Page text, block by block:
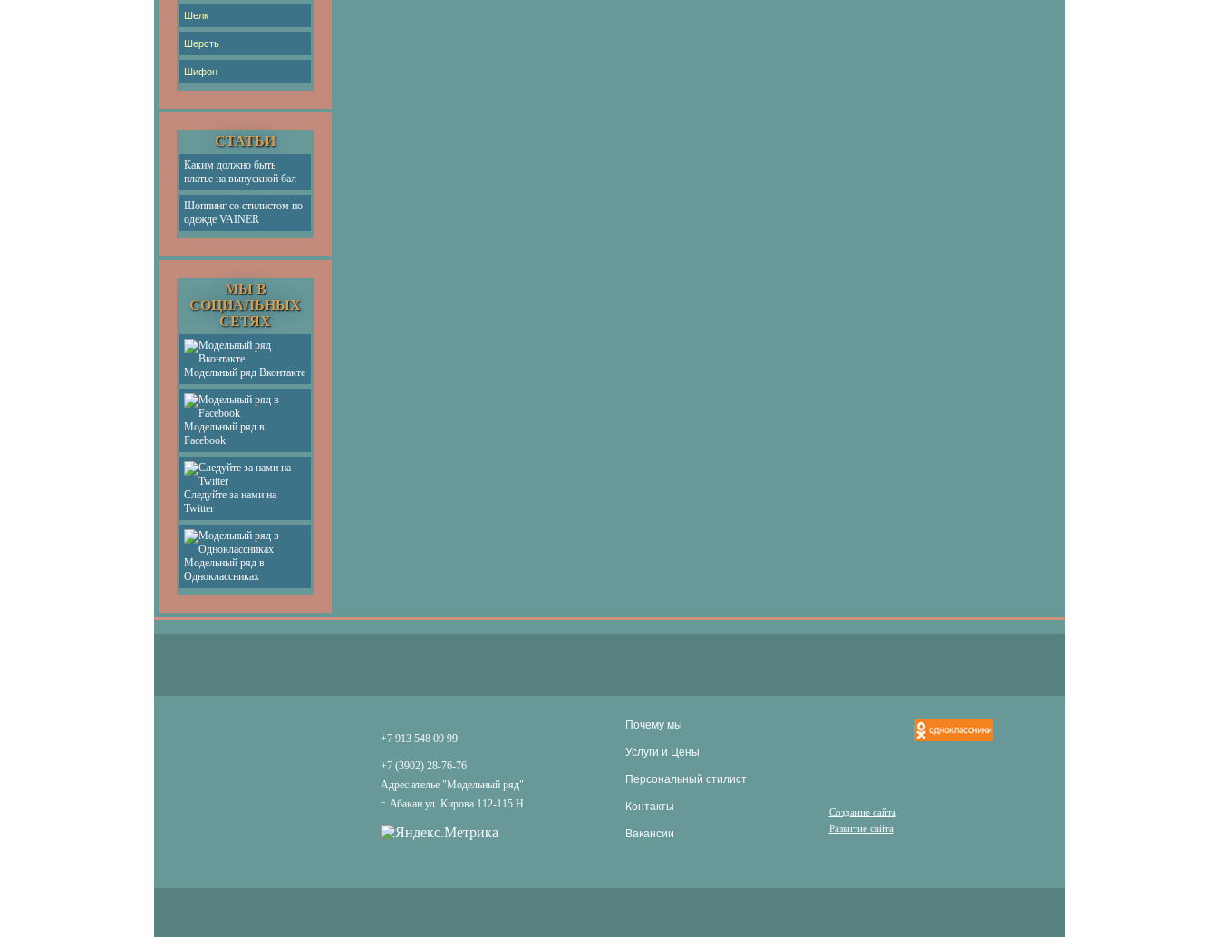
Шелк
Шерсть
Шифон
СТАТЬИ
Каким должно быть
платье на выпускной бал
Шоппинг со стилистом по
одежде VAINER
МЫ В
СОЦИАЛЬНЫХ
СЕТЯХ
Модельный ряд Вконтакте
Модельный ряд в
Facebook
Следуйте за нами на
Twitter
Модельный ряд в
Одноклассниках
+7 913 548 09 99
+7 (3902) 28-76-76
Адрес ателье "Модельный ряд"
г. Абакан ул. Кирова 112-115 Н
Почему мы
Услуги и Цены
Персональный стилист
Контакты
Вакансии
Cоздание сайта
Развитие сайта